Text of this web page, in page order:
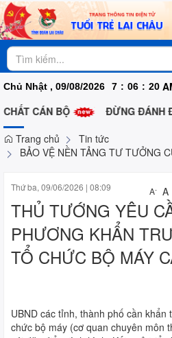
Chủ Nhật , 09/08/2026 7 : 06 : 20
CÁN BỘ
ĐỪNG ĐÁNH
Trang chủ
Tin tức
BẢO VỆ NỀN TẢNG TƯ TƯỞNG
Thứ ba, 09/06/2026 | 08:09 A- A
THỦ TƯỚNG YÊU
PHƯƠNG KHẨN
TỔ CHỨC BỘ MÁY
UBND các tỉnh, thành phố cần
chức bộ máy (cơ quan chuyên môn